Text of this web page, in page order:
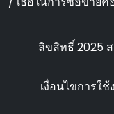
ลิขสิทธิ์ 2025
เงื่อนไขการใช้